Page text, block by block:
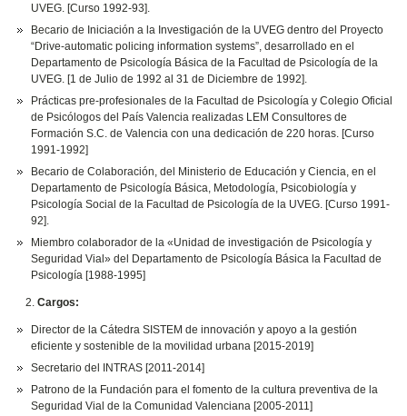
UVEG. [Curso 1992-93].
Becario de Iniciación a la Investigación de la UVEG dentro del Proyecto
“Drive-automatic policing information systems”, desarrollado en el
Departamento de Psicología Básica de la Facultad de Psicología de la
UVEG. [1 de Julio de 1992 al 31 de Diciembre de 1992].
Prácticas pre-profesionales de la Facultad de Psicología y Colegio Oficial
de Psicólogos del País Valencia realizadas LEM Consultores de
Formación S.C. de Valencia con una dedicación de 220 horas. [Curso
1991-1992]
Becario de Colaboración, del Ministerio de Educación y Ciencia, en el
Departamento de Psicología Básica, Metodología, Psicobiología y
Psicología Social de la Facultad de Psicología de la UVEG. [Curso 1991-
92].
Miembro colaborador de la «Unidad de investigación de Psicología y
Seguridad Vial» del Departamento de Psicología Básica la Facultad de
Psicología [1988-1995]
Cargos:
Director de la Cátedra SISTEM de innovación y apoyo a la gestión
eficiente y sostenible de la movilidad urbana [2015-2019]
Secretario del INTRAS [2011-2014]
Patrono de la Fundación para el fomento de la cultura preventiva de la
Seguridad Vial de la Comunidad Valenciana [2005-2011]